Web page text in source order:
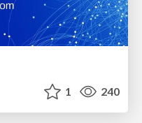
1 240